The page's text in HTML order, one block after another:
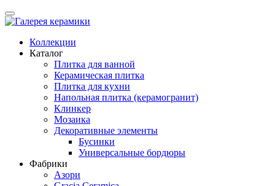
Коллекции
Каталог
Плитка для ванной
Керамическая плитка
Плитка для кухни
Напольная плитка (керамогранит)
Клинкер
Мозаика
Декоративные элементы
Бусинки
Универсальные бордюры
Фабрики
Азори